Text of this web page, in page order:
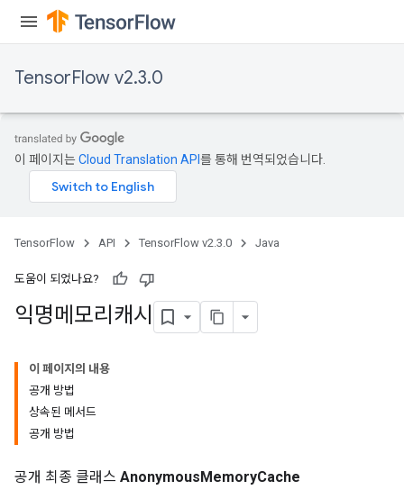
TensorFlow v2.3.0
이 페이지는Cloud Translation API 를 통해 번역되었습니다.
TensorFlow API TensorFlow v2.3.0 Java
도움이 되었나요?
익명메모리캐시
이 페이지의 내용
공개 방법
상속된 메서드
공개 방법
공개 최종 클래스 AnonymousMemoryCache